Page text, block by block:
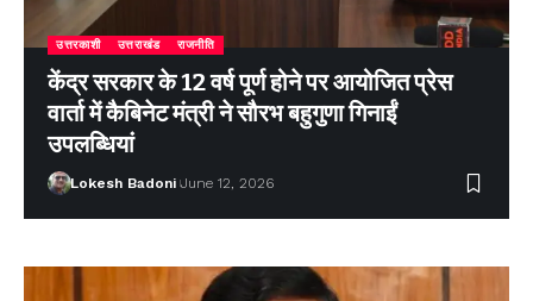
उत्तरकाशी उत्तराखंड राजनीति
केंद्र सरकार के 12 वर्ष पूर्ण होने पर आयोजित प्रेस
वार्ता में कैबिनेट मंत्री ने सौरभ बहुगुणा गिनाईं
उपलब्धियां
Lokesh Badoni June 12, 2026